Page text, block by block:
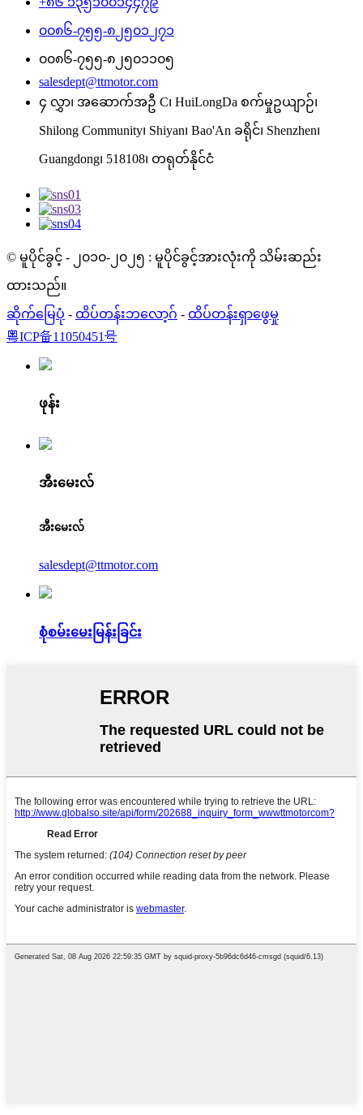
၀၀၈၆-၇၅၅-၈၂၅၀၁၂၇၁
၀၀၈၆-၇၅၅-၈၂၅၀၁၁၀၅
salesdept@ttmotor.com
၄ လွှာ၊ အဆောက်အဦ C၊ HuiLongDa စက်မှုဥယျာဉ်၊
Shilong Community၊ Shiyan၊ Bao'An ခရိုင်၊ Shenzhen၊
Guangdong၊ 518108၊ တရုတ်နိုင်ငံ
© မူပိုင်ခွင့် - ၂၀၁၀-၂၀၂၅ : မူပိုင်ခွင့်အားလုံးကို သိမ်းဆည်း
ထားသည်။
ဆိုက်မြေပုံ - ထိပ်တန်းဘလော့ဂ် - ထိပ်တန်းရှာဖွေမှု
粤ICP备11050451号
ဖုန်း
အီးမေးလ်
အီးမေးလ်
salesdept@ttmotor.com
စုံစမ်းမေးမြန်းခြင်း